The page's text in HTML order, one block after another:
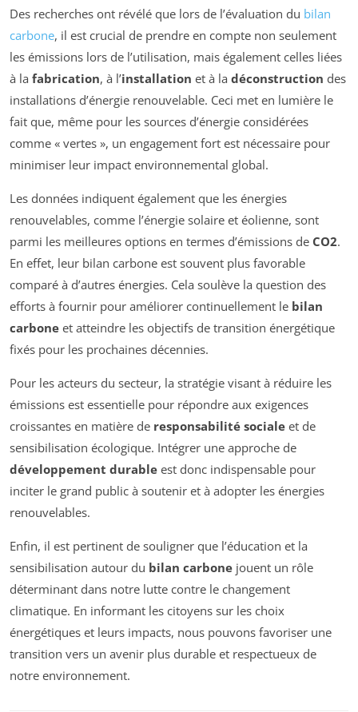
Des recherches ont révélé que lors de l’évaluation du bilan
carbone, il est crucial de prendre en compte non seulement
les émissions lors de l’utilisation, mais également celles liées
à la fabrication, à l’installation et à la déconstruction des
installations d’énergie renouvelable. Ceci met en lumière le
fait que, même pour les sources d’énergie considérées
comme « vertes », un engagement fort est nécessaire pour
minimiser leur impact environnemental global.
Les données indiquent également que les énergies
renouvelables, comme l’énergie solaire et éolienne, sont
parmi les meilleures options en termes d’émissions de CO2.
En effet, leur bilan carbone est souvent plus favorable
comparé à d’autres énergies. Cela soulève la question des
efforts à fournir pour améliorer continuellement le bilan
carbone et atteindre les objectifs de transition énergétique
fixés pour les prochaines décennies.
Pour les acteurs du secteur, la stratégie visant à réduire les
émissions est essentielle pour répondre aux exigences
croissantes en matière de responsabilité sociale et de
sensibilisation écologique. Intégrer une approche de
développement durable est donc indispensable pour
inciter le grand public à soutenir et à adopter les énergies
renouvelables.
Enfin, il est pertinent de souligner que l’éducation et la
sensibilisation autour du bilan carbone jouent un rôle
déterminant dans notre lutte contre le changement
climatique. En informant les citoyens sur les choix
énergétiques et leurs impacts, nous pouvons favoriser une
transition vers un avenir plus durable et respectueux de
notre environnement.